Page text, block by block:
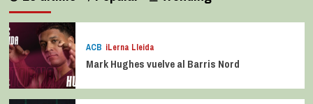
ACB iLerna Lleida
Mark Hughes vuelve al Barris Nord